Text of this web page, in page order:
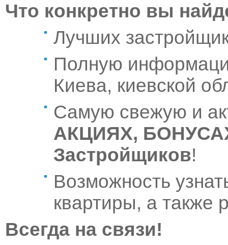
Что конкретно вы
Лучших
Полную
Киева, киевской
Самую свежую и
АКЦИЯХ,
Застройщиков!
Возможность
квартиры, а также
Всегда на связи!